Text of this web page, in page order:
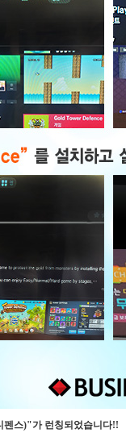
펜스)"가 런칭되었습니다!!